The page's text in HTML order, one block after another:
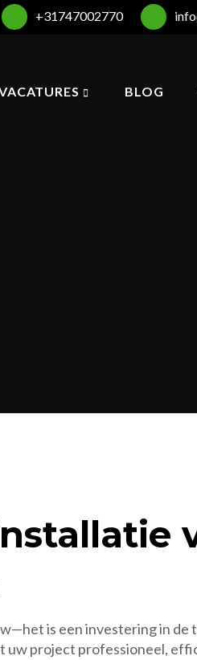
+31747002770
BLOG
is een investering in de
uw project professioneel,